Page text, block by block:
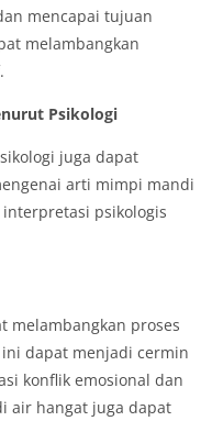
mencapai tujuan
melambangkan
Psikologi
juga dapat
arti mimpi mandi
psikologis
melambangkan proses
dapat menjadi cermin
konflik emosional dan
air hangat juga dapat